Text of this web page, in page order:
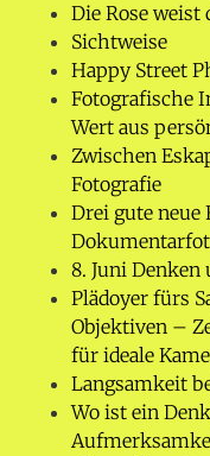
Die Rose weist
Sichtweise
Happy Street
Fotografische
Wert aus
Zwischen
Fotografie
Drei gute neue
8. Juni Denken
Plädoyer fürs
Objektiven –
für ideale
Langsamkeit
Wo ist ein